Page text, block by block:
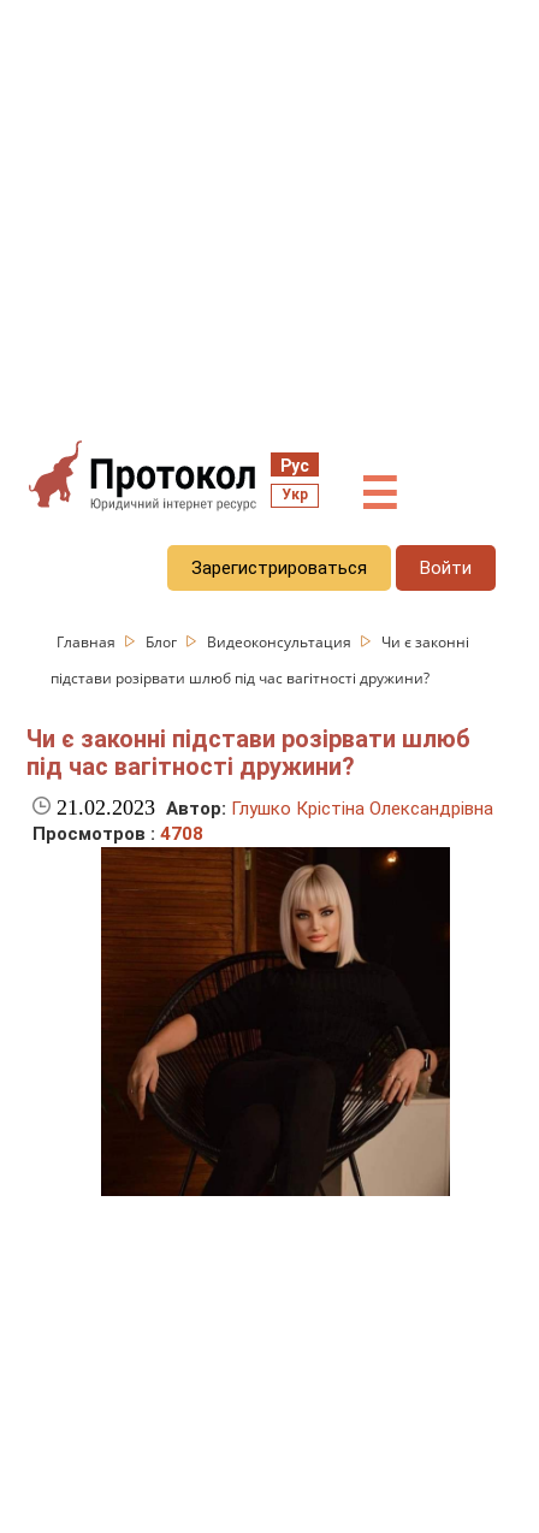
Рус
Укр ☰
Зарегистрироваться Войти
Главная Блог Видеоконсультация
Чи є законні
підстави розірвати шлюб під час вагітності дружини?
Чи є законні підстави розірвати шлюб
під час вагітності дружини?
21.02.2023 Автор: Глушко Крістіна Олександрівна
Просмотров :4708